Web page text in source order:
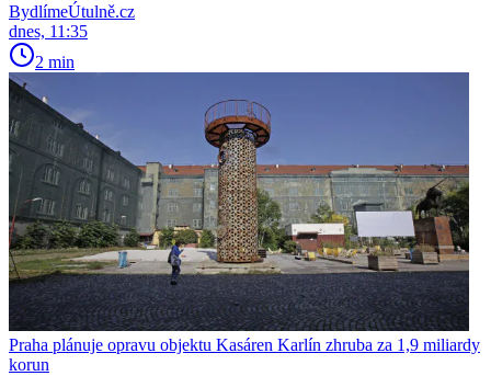
BydlímeÚtulně.cz
dnes, 11:35
2 min
Praha plánuje opravu objektu Kasáren Karlín zhruba za 1,9 miliardy
korun